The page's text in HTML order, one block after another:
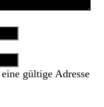
gültige Adresse